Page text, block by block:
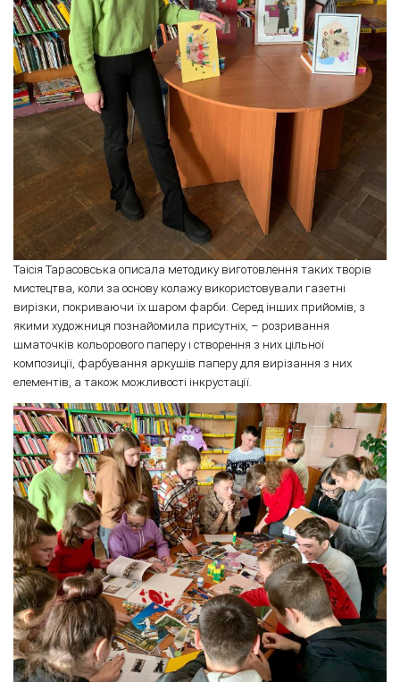
Таісія Тарасовська описала методику виготовлення таких творів
мистецтва, коли за основу колажу використовували газетні
вирізки, покриваючи їх шаром фарби. Серед інших прийомів, з
якими художниця познайомила присутніх, – розривання
шматочків кольорового паперу і створення з них цільної
композиції, фарбування аркушів паперу для вирізання з них
елементів, а також можливості інкрустації.